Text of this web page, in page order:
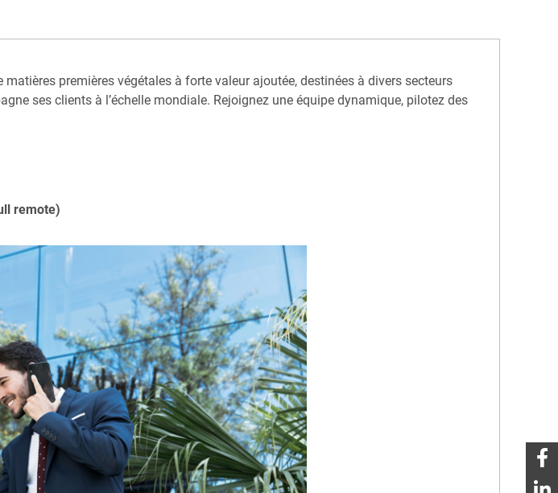
premières végétales à forte valeur ajoutée, destinées à divers secteurs
ses clients à l’échelle mondiale. Rejoignez une équipe dynamique, pilotez des
remote)